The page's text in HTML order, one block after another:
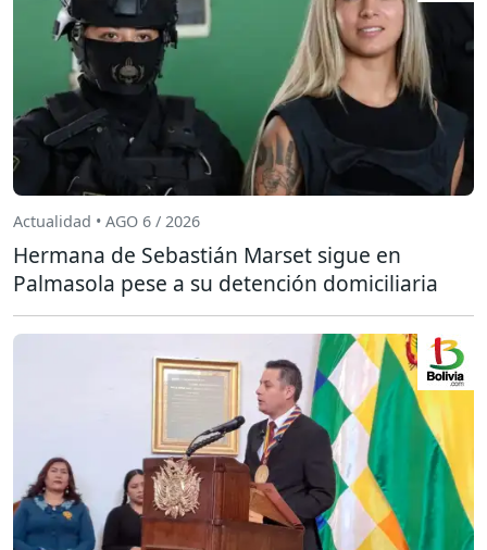
Actualidad • AGO 6 / 2026
Hermana de Sebastián Marset sigue en
Palmasola pese a su detención domiciliaria